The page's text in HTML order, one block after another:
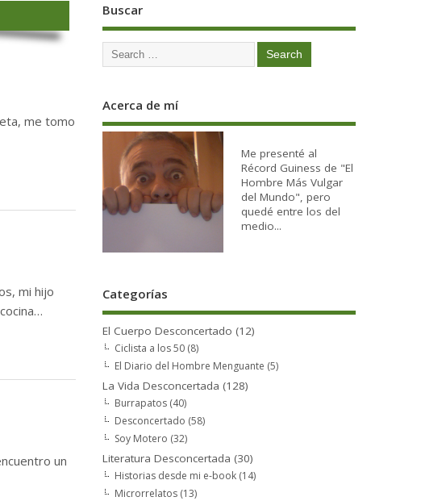
me tomo
mi hijo
un
Buscar
Acerca de mí
Me presenté al
Récord Guiness de "El
Hombre Más Vulgar
del Mundo", pero
quedé entre los del
medio...
Categorías
El Cuerpo Desconcertado (12)
Ciclista a los 50 (8)
El Diario del Hombre Menguante (5)
La Vida Desconcertada (128)
Burrapatos (40)
Desconcertado (58)
Soy Motero (32)
Literatura Desconcertada (30)
Historias desde mi e-book (14)
Microrrelatos (13)